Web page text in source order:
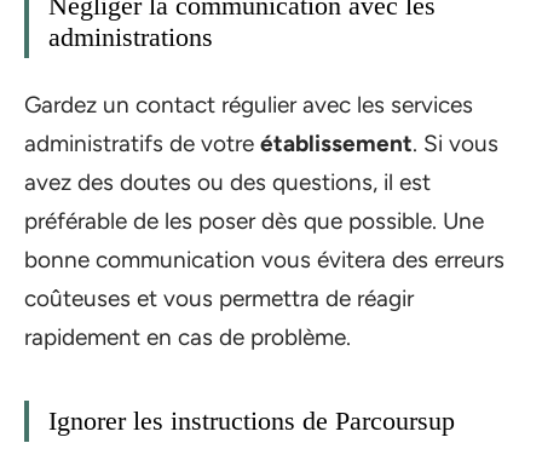
administrations
Gardez un contact régulier avec les services
administratifs de votre établissement. Si vous
avez des doutes ou des questions, il est
préférable de les poser dès que possible. Une
bonne communication vous évitera des erreurs
coûteuses et vous permettra de réagir
rapidement en cas de problème.
Ignorer les instructions de Parcoursup